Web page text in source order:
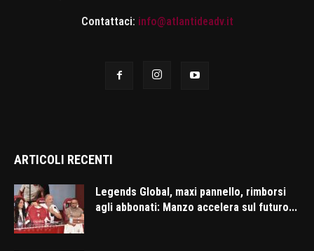
Contattaci: info@atlantideadv.it
ARTICOLI RECENTI
Legends Global, maxi pannello, rimborsi
agli abbonati: Manzo accelera sul futuro...